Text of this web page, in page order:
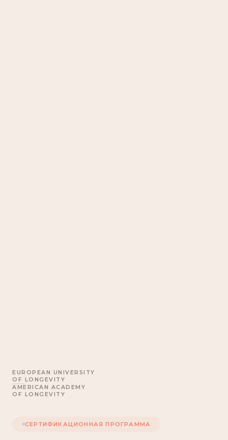
EUROPEAN UNIVERSITY
OF LONGEVITY
AMERICAN ACADEMY
OF LONGEVITY
СЕРТИФИКАЦИОННАЯ ПРОГРАММА